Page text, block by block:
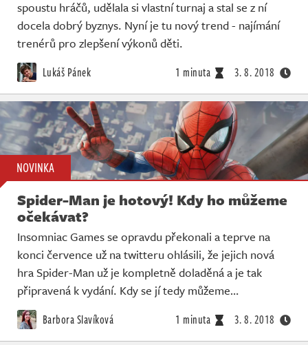
spoustu hráčů, udělala si vlastní turnaj a stal se z ní
docela dobrý byznys. Nyní je tu nový trend - najímání
trenérů pro zlepšení výkonů děti.
Lukáš Pánek 1 minuta 3. 8. 2018
NOVINKA
Spider-Man je hotový! Kdy ho můžeme
očekávat?
Insomniac Games se opravdu překonali a teprve na
konci července už na twitteru ohlásili, že jejich nová
hra Spider-Man už je kompletně doladěná a je tak
připravená k vydání. Kdy se jí tedy můžeme…
Barbora Slavíková 1 minuta 3. 8. 2018